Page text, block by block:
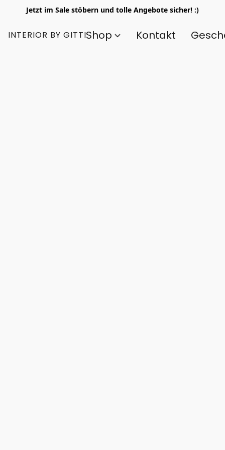
Jetzt im Sale stöbern und tolle Angebote sicher! :)
INTERIOR BY GITTIShop Kontakt